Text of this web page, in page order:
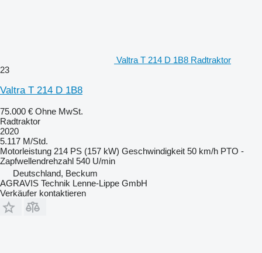
Valtra T 214 D 1B8 Radtraktor
23
Valtra T 214 D 1B8
75.000 € Ohne MwSt.
Radtraktor
2020
5.117 M/Std.
Motorleistung 214 PS (157 kW) Geschwindigkeit 50 km/h PTO -
Zapfwellendrehzahl 540 U/min
Deutschland, Beckum
AGRAVIS Technik Lenne-Lippe GmbH
Verkäufer kontaktieren